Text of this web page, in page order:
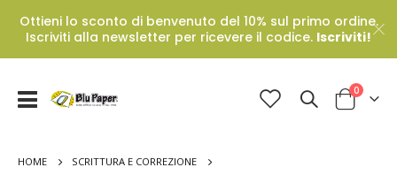
Ottieni lo sconto di benvenuto del 10% sul primo ordine.
Iscriviti alla newsletter per ricevere il codice. Iscriviti!
Toggle
Cart
0Prodotti
HOME
SCRITTURA E CORREZIONE